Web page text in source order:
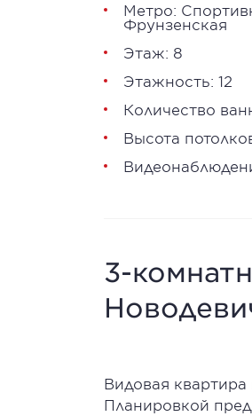
Метро:
Фрунзенская
Этаж: 8
Этажность: 12
Количество
Высота
3-
Видовая
Планировкой